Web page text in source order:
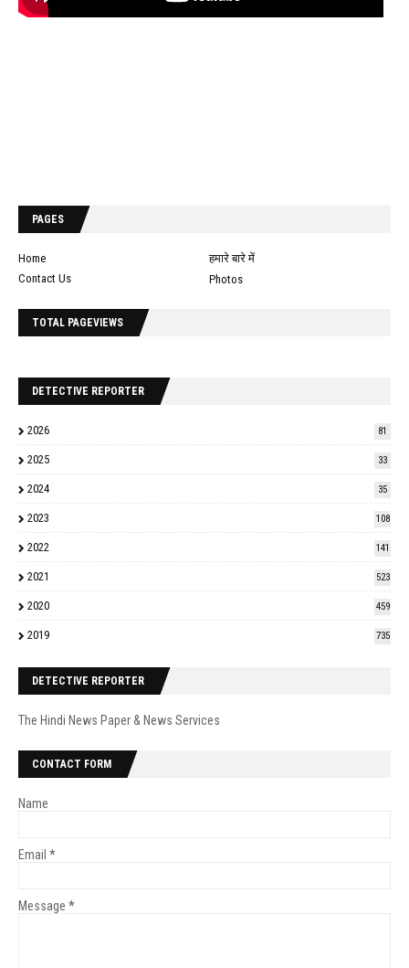
PAGES
Home
हमारे बारे में
Contact Us
Photos
TOTAL PAGEVIEWS
DETECTIVE REPORTER
2026 81
2025 33
2024 35
2023 108
2022 141
2021 523
2020 459
2019 735
DETECTIVE REPORTER
The Hindi News Paper & News Services
CONTACT FORM
Name
Email *
Message *